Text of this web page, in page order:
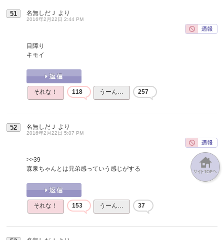
51 名無しだＪ より
2016年2月22日 2:44 PM
目障り
キモイ
それな！ 118 うーん… 257
52 名無しだＪ より
2016年2月22日 5:07 PM
>>39
森泉ちゃんとは兄弟感っていう感じがする
それな！ 153 うーん… 37